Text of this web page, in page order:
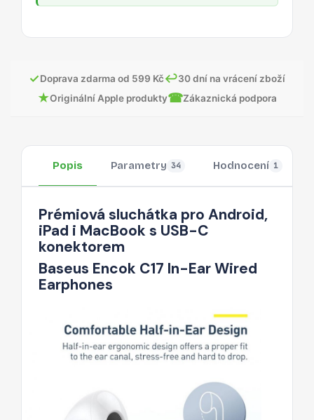
✓Doprava zdarma od 599 Kč↩30 dní na vrácení zboží
★Originální Apple produkty☎Zákaznická podpora
Popis Parametry 34 Hodnocení 1
Prémiová sluchátka pro Android,
iPad i MacBook s USB-C
konektorem
Baseus Encok C17 In-Ear Wired
Earphones